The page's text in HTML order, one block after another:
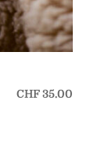
CHF35.00